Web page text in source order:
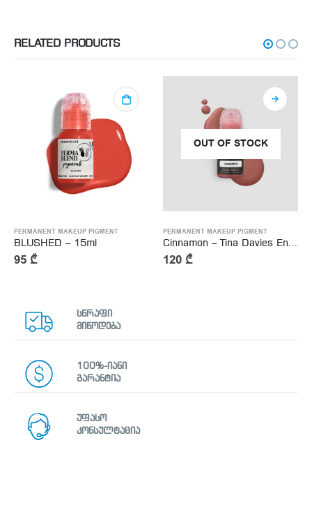
RELATED PRODUCTS
PERMANENT MAKEUP PIGMENT
BLUSHED – 15ml
95 ₾
OUT OF STOCK
PERMANENT MAKEUP PIGMENT
Cinnamon – Tina Davies Envy Lip – 15ml
120 ₾
სწრაფი
მიწოდება
100%-იანი
გარანტია
უფასო
კონსულტაცია